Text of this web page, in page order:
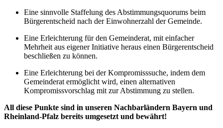
Eine sinnvolle Staffelung des Abstimmungsquorums beim
Bürgerentscheid nach der Einwohnerzahl der Gemeinde.
Eine Erleichterung für den Gemeinderat, mit einfacher
Mehrheit aus eigener Initiative heraus einen Bürgerentscheid
beschließen zu können.
Eine Erleichterung bei der Kompromisssuche, indem dem
Gemeinderat ermöglicht wird, einen alternativen
Kompromissvorschlag mit zur Abstimmung zu stellen.
All diese Punkte sind in unseren Nachbarländern Bayern und
Rheinland-Pfalz bereits umgesetzt und bewährt!